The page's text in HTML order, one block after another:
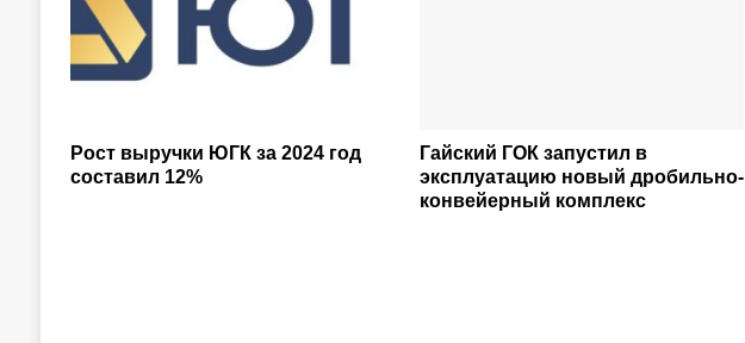
Рост выручки ЮГК за 2024 год
составил 12%
Гайский ГОК запустил в
эксплуатацию новый дробильно-
конвейерный комплекс